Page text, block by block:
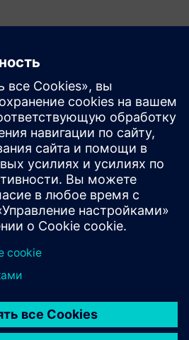
(СМК) позволяют
проблемы до возникновения
эффективной интеграции в
качества с замкнутым